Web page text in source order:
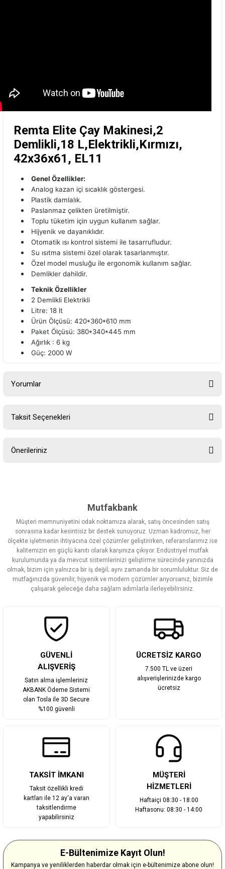
Remta Elite Çay Makinesi,2
Demlikli,18 L,Elektrikli,Kırmızı,
42x36x61, EL11
Genel Özellikler:
Analog kazan içi sıcaklık göstergesi.
Plastik damlalık.
Paslanmaz çelikten üretilmiştir.
Toplu tüketim için uygun kullanım sağlar.
Hijyenik ve dayanıklıdır.
Otomatik ısı kontrol sistemi ile tasarrufludur.
Su ısıtma sistemi özel olarak tasarlanmıştır.
Özel model musluğu ile ergonomik kullanım sağlar.
Demlikler dahildir.
Teknik Özellikler
2 Demlikli Elektrikli
Litre: 18 lt
Ürün Ölçüsü: 420*360*610 mm
Paket Ölçüsü: 380*340*445 mm
Ağırlık : 6 kg
Güç: 2000 W
Yorumlar
Taksit Seçenekleri
Önerileriniz
Görüş ve önerileriniz için teşekkür ederiz.
Ürün resmi kalitesiz, bozuk veya görüntülenemiyor.
Ürün açıklamasında eksik bilgiler bulunuyor.
Ürün bilgilerinde hatalar bulunuyor.
Ürün fiyatı diğer sitelerden daha pahalı.
Bu ürüne benzer farklı alternatifler olmalı.
Mutfakbank
Müşteri memnuniyetini odak noktamıza alarak, satış öncesinden satış
sonrasına kadar kesintisiz bir destek sunuyoruz. Uzman kadromuz, her
ölçekte işletmenin ihtiyacına özel çözümler geliştirirken, referanslarımız ise
kalitemizin en güçlü kanıtı olarak karşınıza çıkıyor. Endüstriyel mutfak
kurulumunda ya da mevcut sistemlerinizi geliştirme sürecinde yanınızda
olmak, bizim için yalnızca bir iş değil; aynı zamanda bir sorumluluktur. Siz de
mutfağınızda güvenilir, hijyenik ve modern çözümler arıyorsanız, bizimle
çalışarak geleceğe daha sağlam adımlarla ilerleyebilirsiniz.
GÜVENLİ
ALIŞVERİŞ
Satın alma işlemleriniz
AKBANK Ödeme Sistemi
olan Tosla ile 3D Secure
%100 güvenli
ÜCRETSİZ KARGO
7.500 TL ve üzeri
alışverişlerinizde kargo
ücretsiz
TAKSİT İMKANI
Taksit özellikli kredi
kartları ile 12 ay'a varan
taksitlendirme
yapabilirsiniz
MÜŞTERİ
HİZMETLERİ
Haftaiçi 08:30 - 18:00
Haftasonu: 08:30 - 14:00
E-Bültenimize Kayıt Olun!
Kampanya ve yeniliklerden haberdar olmak için e-bültenimize abone olun!